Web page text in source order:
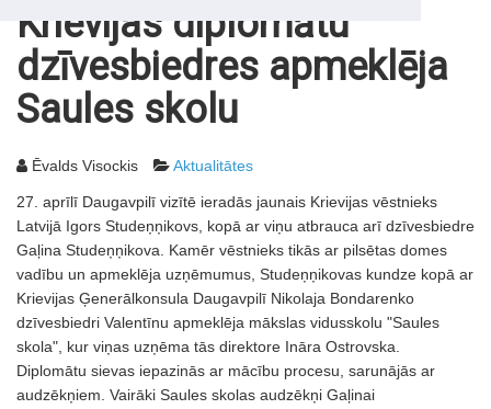
Krievijas diplomātu
dzīvesbiedres apmeklēja
Saules skolu
Ēvalds Visockis Aktualitātes
27. aprīlī Daugavpilī vizītē ieradās jaunais Krievijas vēstnieks
Latvijā Igors Studeņņikovs, kopā ar viņu atbrauca arī dzīvesbiedre
Gaļina Studeņņikova. Kamēr vēstnieks tikās ar pilsētas domes
vadību un apmeklēja uzņēmumus, Studeņņikovas kundze kopā ar
Krievijas Ģenerālkonsula Daugavpilī Nikolaja Bondarenko
dzīvesbiedri Valentīnu apmeklēja mākslas vidusskolu "Saules
skola", kur viņas uzņēma tās direktore Ināra Ostrovska.
Diplomātu sievas iepazinās ar mācību procesu, sarunājās ar
audzēkņiem. Vairāki Saules skolas audzēkņi Gaļinai